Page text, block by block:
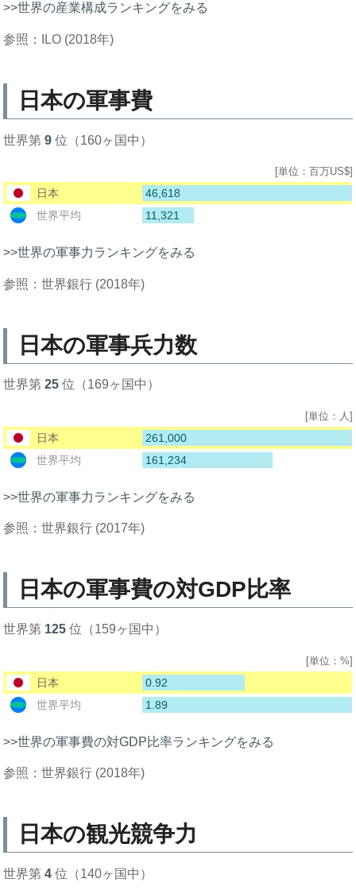
>>世界の産業構成ランキングをみる
参照：ILO (2018年)
日本の軍事費
世界第9 位（160ヶ国中）
[単位：百万US$]
日本
46,618
世界平均
11,321
>>世界の軍事力ランキングをみる
参照：世界銀行 (2018年)
日本の軍事兵力数
世界第25 位（169ヶ国中）
[単位：人]
日本
261,000
世界平均
161,234
>>世界の軍事力ランキングをみる
参照：世界銀行 (2017年)
日本の軍事費の対GDP比率
世界第 125 位（159ヶ国中）
[単位：%]
日本
0.92
世界平均
1.89
>>世界の軍事費の対GDP比率ランキングをみる
参照：世界銀行 (2018年)
日本の観光競争力
世界第4 位（140ヶ国中）